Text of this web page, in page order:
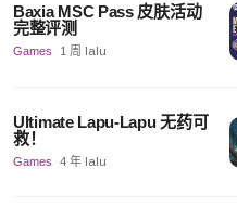
Baxia MSC Pass 皮肤活动
完整评测
Games 1 周 lalu
Ultimate Lapu-Lapu 无药可
救！
Games 4 年 lalu